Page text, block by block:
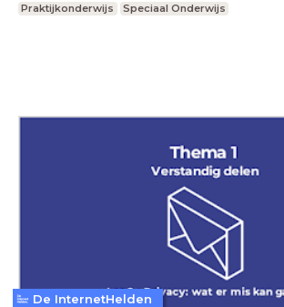
Praktijkonderwijs
Speciaal Onderwijs
De InternetHelden